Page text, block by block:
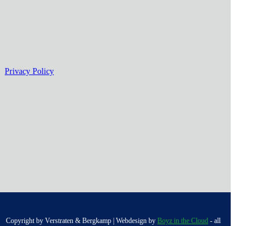
Privacy Policy
Copyright by Verstraten & Bergkamp | Webdesign byBoyz in the Cloud - all